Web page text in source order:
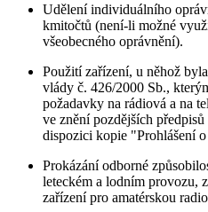
Udělení individuálního
kmitočtů (není-li možné
všeobecného oprávnění).
Použití zařízení, u něhož
vlády č. 426/2000 Sb.,
požadavky na rádiová a na
ve znění pozdějších
dispozici kopie "Prohlášení
Prokázání odborné
leteckém a lodním provozu,
zařízení pro amatérskou